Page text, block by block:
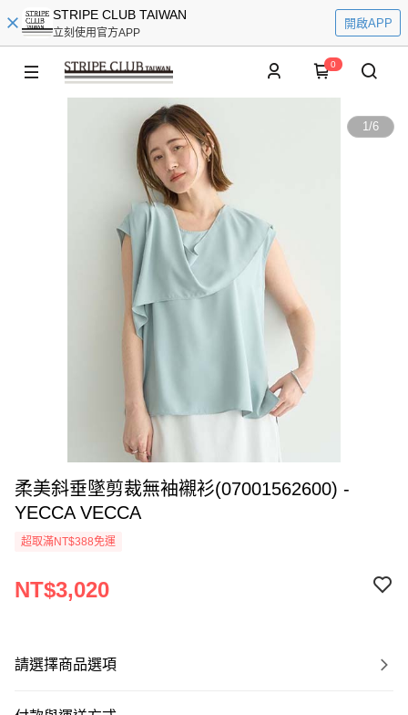
STRIPE CLUB TAIWAN
立刻使用官方APP
開啟APP
0
1/6
柔美斜垂墜剪裁無袖襯衫(07001562600) -
YECCA VECCA
超取滿NT$388免運
NT$3,020
請選擇商品選項